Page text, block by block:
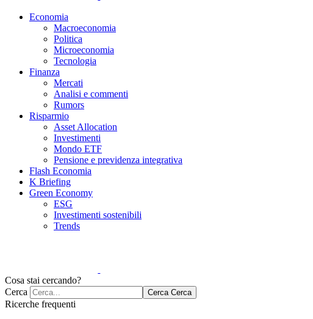
Economia
Macroeconomia
Politica
Microeconomia
Tecnologia
Finanza
Mercati
Analisi e commenti
Rumors
Risparmio
Asset Allocation
Investimenti
Mondo ETF
Pensione e previdenza integrativa
Flash Economia
K Briefing
Green Economy
ESG
Investimenti sostenibili
Trends
Cosa stai cercando?
Cerca
Cerca Cerca
Ricerche frequenti